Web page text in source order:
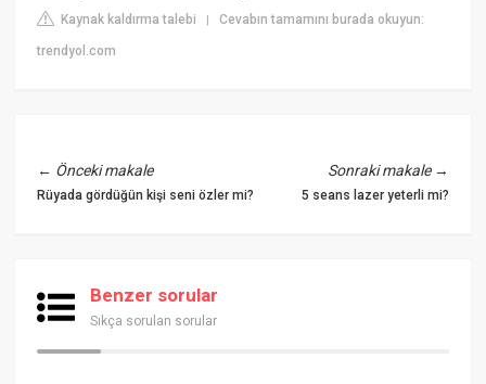
Kaynak kaldırma talebi |Cevabın tamamını burada okuyun:
trendyol.com
← Önceki makale
Rüyada gördüğün kişi seni özler mi?
Sonraki makale→
5 seans lazer yeterli mi?
Benzer sorular
Sıkça sorulan sorular